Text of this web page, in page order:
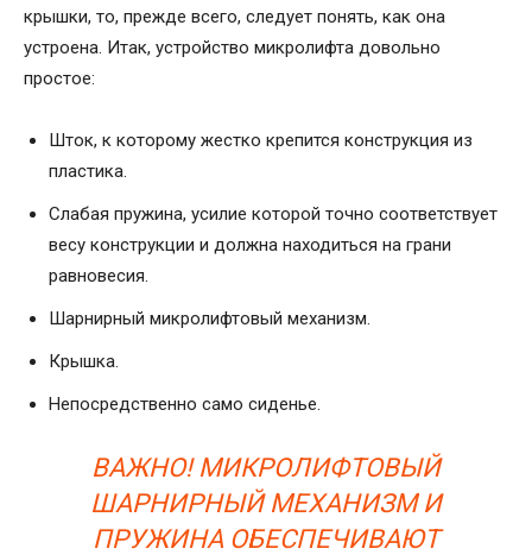
крышки, то, прежде всего, следует понять, как она
устроена. Итак, устройство микролифта довольно
простое:
Шток, к которому жестко крепится конструкция из
пластика.
Слабая пружина, усилие которой точно соответствует
весу конструкции и должна находиться на грани
равновесия.
Шарнирный микролифтовый механизм.
Крышка.
Непосредственно само сиденье.
ВАЖНО! МИКРОЛИФТОВЫЙ
ШАРНИРНЫЙ МЕХАНИЗМ И
ПРУЖИНА ОБЕСПЕЧИВАЮТ